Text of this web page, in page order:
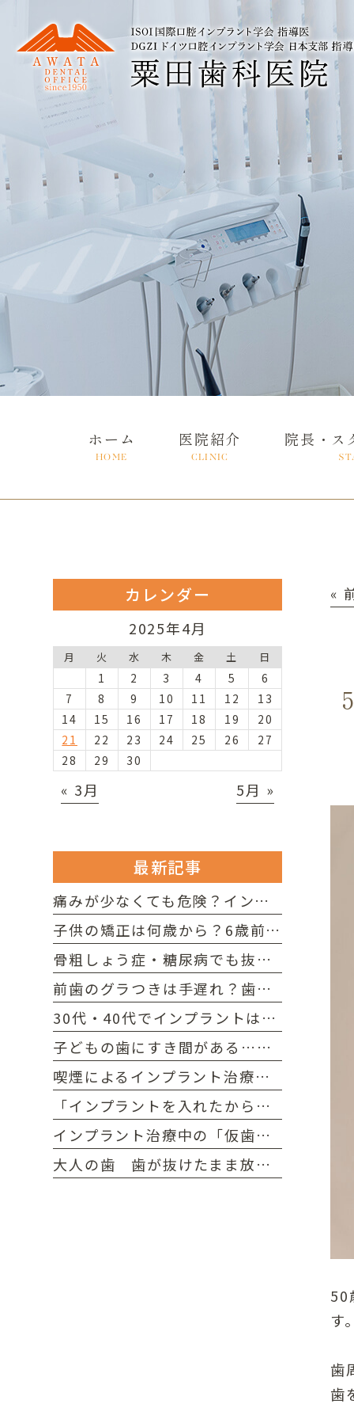
ホーム
HOME
医院紹介
CLINIC
院長・ス
«
50
す。
歯
歯
カレンダー
2025年4月
月 火 水 木 金 土 日
1 2 3 4 5
6
7
8 9 10 11 12
13
14
15 16 17 18 19
20
21
22 23 24 25 26
27
28
29 30
« 3月 5月 »
最新記事
痛みが少なくても危険？インプラント周囲炎の初期症状と放置リスク
子供の矯正は何歳から？6歳前後の歯並びの乱れと受診の目安を解説
骨粗しょう症・糖尿病でも抜歯可能？淡路島で持病に配慮した歯科治療
前歯のグラつきは手遅れ？歯周病で歯槽骨が溶け歯が抜けるメカニズム
30代・40代でインプラントは早すぎる？ 若い世代でインプラントを選ぶメリット
子どもの歯にすき間がある…すきっ歯でも問題ない？ 歯並びと発育空隙の考え方
喫煙によるインプラント治療への悪影響 電子タバコ・加熱式タバコなら、大丈夫？ インプラント手術前・手術後の禁煙について
「インプラントを入れたから、むし歯にならない」って、本当？ 人工歯でもケアが必要な理由
インプラント治療中の「仮歯」とは？ 仮歯の見た目 仮歯の期間 食事における仮歯の注意点
大人の歯 歯が抜けたまま放置すると、どうなる？ 前歯・奥歯、歯が抜けたまま放置すると良くないのはどっち？